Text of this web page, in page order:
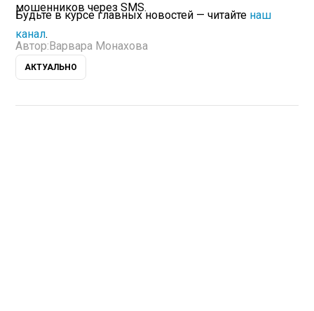
мошенников через SMS.
Будьте в курсе главных новостей — читайте наш
канал.
Автор: Варвара Монахова
АКТУАЛЬНО